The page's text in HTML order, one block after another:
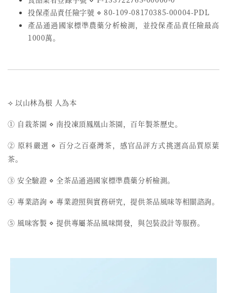
投保產品責任險字號 ⋄80-109-08170385-00004-PDL
產品通過國家標準農藥分析檢測，並投保產品責任險最高
1000萬。
⟢ 以山林為根 人為本
① 自栽茶園 ⋄ 南投凍頂鳳凰山茶園，百年製茶歷史。
② 原料嚴選 ⋄ 百分之百臺灣茶，感官品評方式挑選高品質原葉
茶。
③ 安全驗證 ⋄ 全茶品通過國家標準農藥分析檢測。
④ 專業諮詢 ⋄ 專業證照與實務研究，提供茶品風味等相關諮詢。
⑤ 風味客製 ⋄ 提供專屬茶品風味開發，與包裝設計等服務。